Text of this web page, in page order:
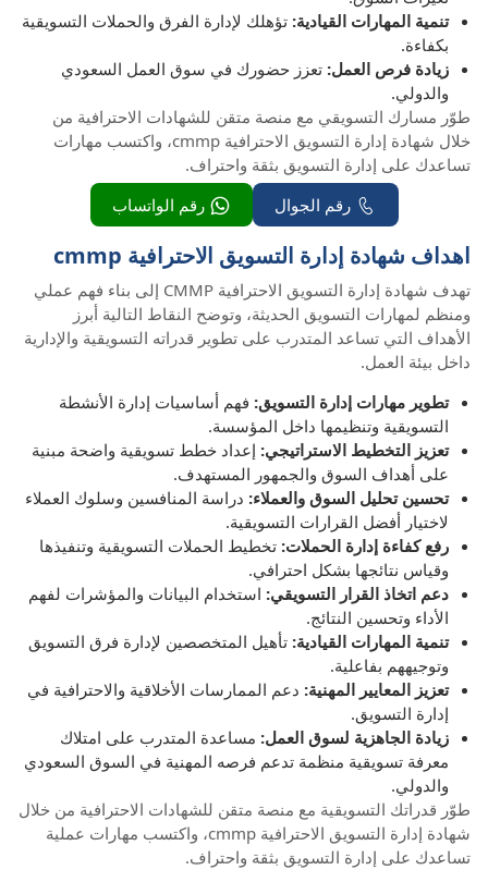
تنمية المهارات القيادية: تؤهلك لإدارة الفرق والحملات التسويقية
بكفاءة.
زيادة فرص العمل: تعزز حضورك في سوق العمل السعودي
والدولي.
طوّر مسارك التسويقي مع منصة متقن للشهادات الاحترافية من
خلال شهادة إدارة التسويق الاحترافية cmmp، واكتسب مهارات
تساعدك على إدارة التسويق بثقة واحتراف.
رقم الجوال
رقم الواتساب
اهداف شهادة إدارة التسويق الاحترافية cmmp
تهدف شهادة إدارة التسويق الاحترافية CMMP إلى بناء فهم عملي
ومنظم لمهارات التسويق الحديثة، وتوضح النقاط التالية أبرز
الأهداف التي تساعد المتدرب على تطوير قدراته التسويقية والإدارية
داخل بيئة العمل.
تطوير مهارات إدارة التسويق: فهم أساسيات إدارة الأنشطة
التسويقية وتنظيمها داخل المؤسسة.
تعزيز التخطيط الاستراتيجي: إعداد خطط تسويقية واضحة مبنية
على أهداف السوق والجمهور المستهدف.
تحسين تحليل السوق والعملاء: دراسة المنافسين وسلوك العملاء
لاختيار أفضل القرارات التسويقية.
رفع كفاءة إدارة الحملات: تخطيط الحملات التسويقية وتنفيذها
وقياس نتائجها بشكل احترافي.
دعم اتخاذ القرار التسويقي: استخدام البيانات والمؤشرات لفهم
الأداء وتحسين النتائج.
تنمية المهارات القيادية: تأهيل المتخصصين لإدارة فرق التسويق
وتوجيههم بفاعلية.
تعزيز المعايير المهنية: دعم الممارسات الأخلاقية والاحترافية في
إدارة التسويق.
زيادة الجاهزية لسوق العمل: مساعدة المتدرب على امتلاك
معرفة تسويقية منظمة تدعم فرصه المهنية في السوق السعودي
والدولي.
طوّر قدراتك التسويقية مع منصة متقن للشهادات الاحترافية من خلال
شهادة إدارة التسويق الاحترافية cmmp، واكتسب مهارات عملية
تساعدك على إدارة التسويق بثقة واحتراف.